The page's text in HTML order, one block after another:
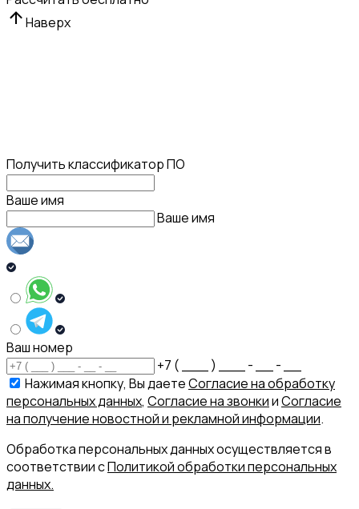
Наверх
Получить классификатор ПО
Ваше имя
Ваше имя
Ваш номер
+7 ( ___ ) ___ - __ - __
Нажимая кнопку, Вы даетеСогласие на обработку
персональных данных, Согласие на звонкииСогласие
на получение новостной и рекламной информации.
Обработка персональных данных осуществляется в
соответствии сПолитикой обработки персональных
данных.